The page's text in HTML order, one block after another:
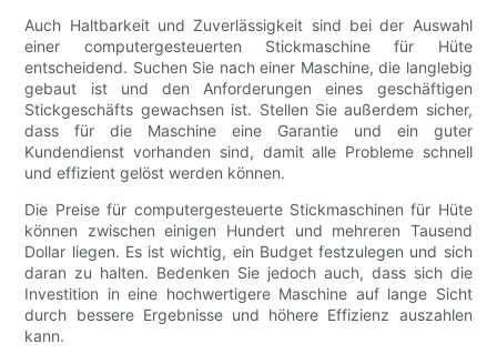
Auch Haltbarkeit und Zuverlässigkeit sind bei der Auswahl
einer computergesteuerten Stickmaschine für Hüte
entscheidend. Suchen Sie nach einer Maschine, die langlebig
gebaut ist und den Anforderungen eines geschäftigen
Stickgeschäfts gewachsen ist. Stellen Sie außerdem sicher,
dass für die Maschine eine Garantie und ein guter
Kundendienst vorhanden sind, damit alle Probleme schnell
und effizient gelöst werden können.
Die Preise für computergesteuerte Stickmaschinen für Hüte
können zwischen einigen Hundert und mehreren Tausend
Dollar liegen. Es ist wichtig, ein Budget festzulegen und sich
daran zu halten. Bedenken Sie jedoch auch, dass sich die
Investition in eine hochwertigere Maschine auf lange Sicht
durch bessere Ergebnisse und höhere Effizienz auszahlen
kann.